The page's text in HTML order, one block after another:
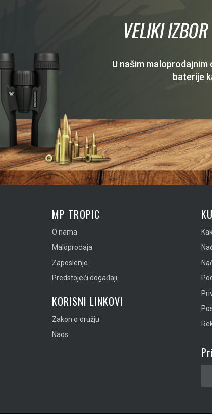
VELIKI
U našim
baterije
MP TROPIC
O nama
Maloprodaja
Zaposlenje
Predstojeći događaji
KORISNI LINKOVI
Zakon o oružju
Naos